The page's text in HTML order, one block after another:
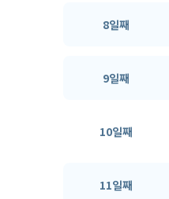
8일째
9일째
10일째
11일째